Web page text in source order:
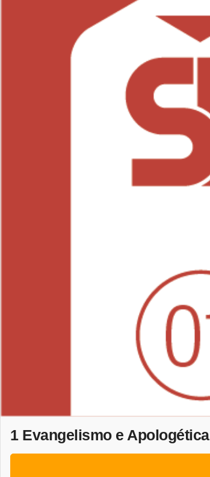
1 Evangelismo e Apologética